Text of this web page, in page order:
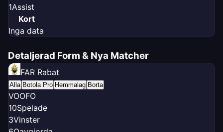
1Assist
Kort
Inga data
Detaljerad Form & Nya Matcher
FAR Rabat
Alla Botola Pro Hemmalag Borta
VOOFO
10Spelade
3Vinster